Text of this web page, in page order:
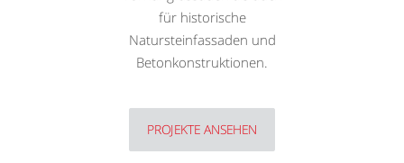
für historische
Natursteinfassaden und
Betonkonstruktionen.
PROJEKTE ANSEHEN